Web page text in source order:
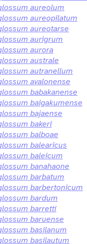
aureolum
aureopilatum
aureotarse
aurigrum
aurora
australe
autranellum
avalonense
babakanense
baigakumense
bajaense
bakeri
balboae
balearicus
baleicum
banahaone
barbatum
barbertonicum
bardum
barretti
baruense
basilanum
basilautum